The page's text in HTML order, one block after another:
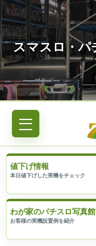
値下げ情報
わが家のパチスロ写真館